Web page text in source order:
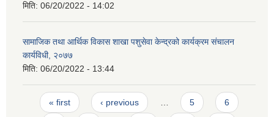
मिति: 06/20/2022 - 14:02
सामाजिक तथा आर्थिक विकास शाखा पशुसेवा केन्द्रको कार्यक्रम संचालन
कार्यविधी, २०७७
मिति: 06/20/2022 - 13:44
Pages
« first ‹ previous 5 6